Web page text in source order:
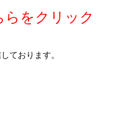
らをクリック
ております。